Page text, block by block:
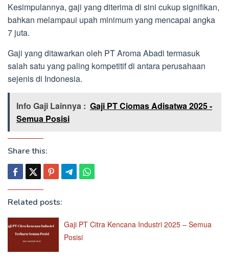
Kesimpulannya, gaji yang diterima di sini cukup signifikan,
bahkan melampaui upah minimum yang mencapai angka
7 juta.
Gaji yang ditawarkan oleh PT Aroma Abadi termasuk
salah satu yang paling kompetitif di antara perusahaan
sejenis di Indonesia.
Info Gaji Lainnya : Gaji PT Ciomas Adisatwa 2025 -
Semua Posisi
Share this:
Related posts:
Gaji PT Citra Kencana Industri 2025 – Semua
Posisi